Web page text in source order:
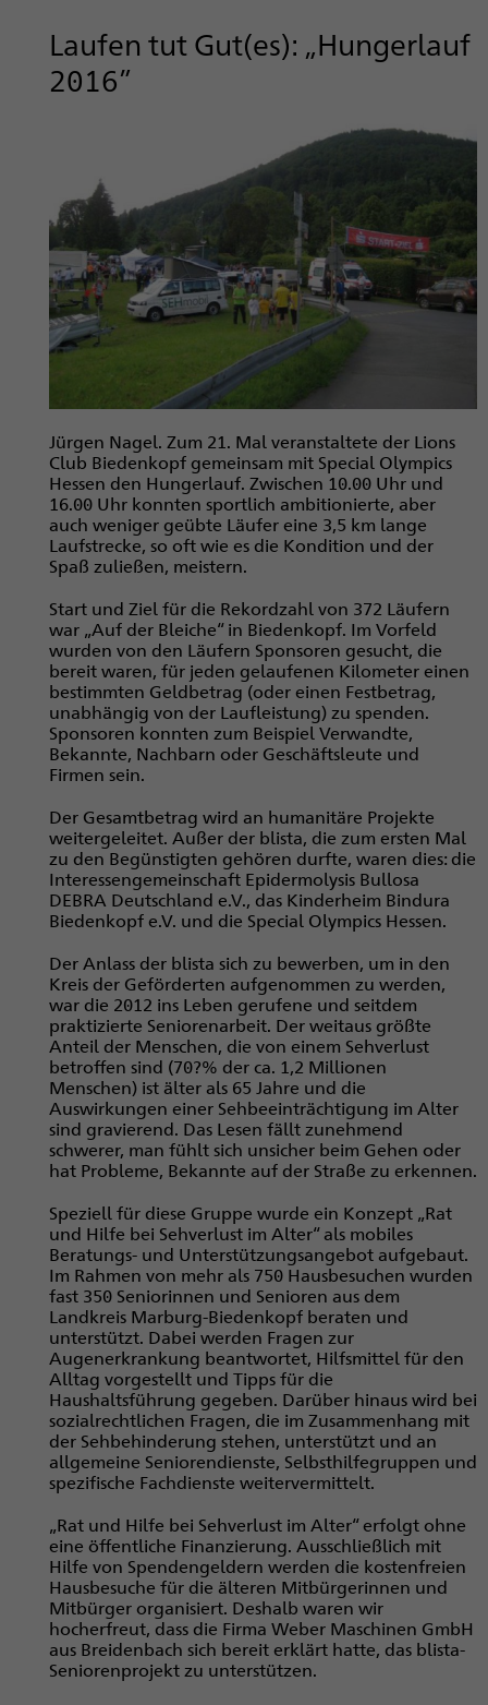
g
n
Laufen tut Gut(es): „Hungerlauf
2016”
Jürgen Nagel. Zum 21. Mal veranstaltete der Lions
Club Biedenkopf gemeinsam mit Special Olympics
Hessen den Hungerlauf. Zwischen 10.00 Uhr und
16.00 Uhr konnten sportlich ambitionierte, aber
auch weniger geübte Läufer eine 3,5 km lange
Laufstrecke, so oft wie es die Kondition und der
Spaß zuließen, meistern.
Start und Ziel für die Rekordzahl von 372 Läufern
war „Auf der Bleiche“ in Biedenkopf. Im Vorfeld
wurden von den Läufern Spon­soren gesucht, die
bereit waren, für jeden gelaufenen Kilometer einen
bestimmten Geldbetrag (oder einen Festbetrag,
unabhängig von der Laufleistung) zu spenden.
Sponsoren konnten zum Beispiel Verwandte,
Bekannte, Nachbarn oder Geschäftsleute und
Firmen sein.
Der Gesamtbetrag wird an humanitäre Projekte
weitergeleitet. Außer der blista, die zum ersten Mal
zu den Begünstigten gehören durfte, waren dies: die
Interessengemeinschaft Epidermolysis Bullosa
DEBRA Deutschland e.V., das Kinderheim Bindura
Biedenkopf e.V. und die Special Olympics Hessen.
Der Anlass der blista sich zu bewerben, um in den
Kreis der Geförderten aufgenommen zu werden,
war die 2012 ins Leben gerufene und seitdem
praktizierte Seniorenarbeit. Der weitaus größte
Anteil der Menschen, die von einem Sehverlust
betroffen sind (70?% der ca. 1,2 Millionen
Menschen) ist älter als 65 Jahre und die
Auswirkungen einer Sehbe­einträchtigung im Alter
sind gravierend. Das Lesen fällt zunehmend
schwerer, man fühlt sich unsicher beim Gehen oder
hat Probleme, Bekannte auf der Straße zu erkennen.
Speziell für diese Gruppe wurde ein Konzept „Rat
und Hilfe bei Sehverlust im Alter“ als mobiles
Beratungs- und Unterstützungsangebot aufgebaut.
Im Rahmen von mehr als 750 Hausbesuchen wurden
fast 350 Seniorinnen und Senioren aus dem
Landkreis Marburg-Biedenkopf beraten und
unterstützt. Dabei werden Fragen zur
Augenerkrankung beantwortet, Hilfsmittel für den
Alltag vorgestellt und Tipps für die
Haushaltsführung gegeben. ­Darüber hinaus wird bei
sozialrechtlichen Fragen, die im Zusammenhang mit
der Sehbehinderung stehen, unterstützt und an
allgemeine Seniorendienste, Selbsthilfegruppen und
spezifische Fachdienste weitervermittelt.
„Rat und Hilfe bei Sehverlust im Alter“ erfolgt ohne
eine öffentliche Finanzierung. Ausschließlich mit
Hilfe von Spendengeldern werden die kostenfreien
Hausbesuche für die älteren Mitbürgerinnen und
Mitbürger organisiert. Deshalb waren wir
hocherfreut, dass die Firma Weber Maschinen GmbH
aus Breidenbach sich bereit erklärt hatte, das blista-
Seniorenprojekt zu unterstützen.